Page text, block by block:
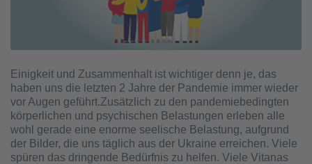
Einigkeit und Zusammenhalt ist wichtiger denn je, das
haben uns die letzten 2 Jahre der Pandemie immer wieder
vor Augen geführt.Zusätzlich zu den pandemiebedingten
körperlichen und psychischen Belastungen erleben alle
wohl gerade eine enorme seelische Belastung, aufgrund
der Bilder, die uns täglich aus der Ukraine erreichen. Viele
spüren das dringende Bedürfnis zu helfen. Viele Vitanas